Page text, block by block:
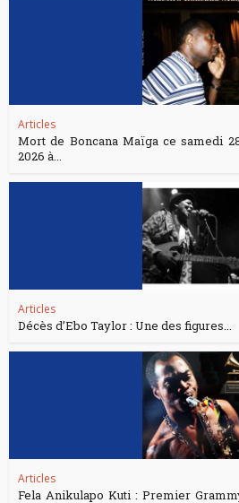
Articles
Mort de Boncana Maïga ce samedi
2026 à...
Articles
Décès d’Ebo Taylor : Une des figures...
Articles
Fela Anikulapo Kuti : Premier